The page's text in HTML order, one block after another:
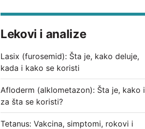
Lekovi i analize
Lasix (furosemid): Šta je, kako deluje,
kada i kako se koristi
Afloderm (alklometazon): Šta je, kako i
za šta se koristi?
Tetanus: Vakcina, simptomi, rokovi i